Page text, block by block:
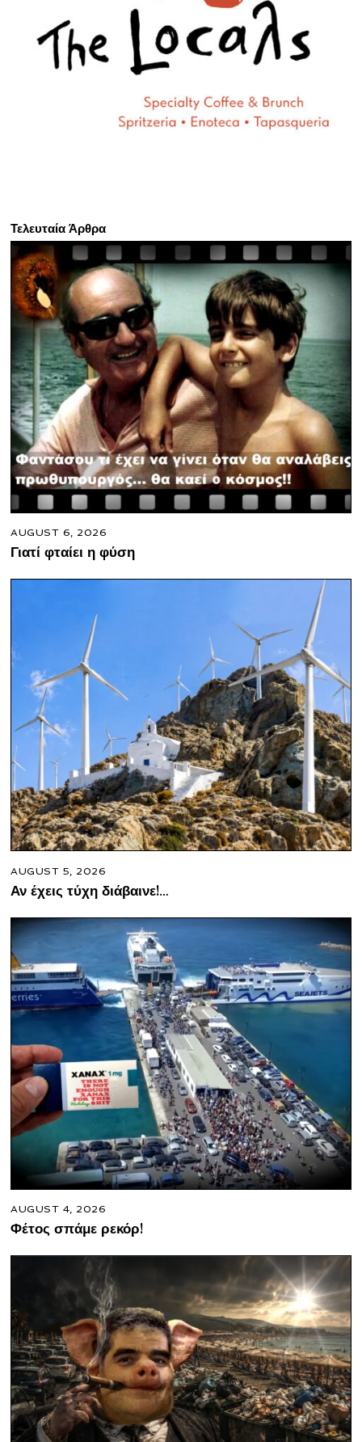
Τελευταία Άρθρα
AUGUST 6, 2026
Γιατί φταίει η φύση
AUGUST 5, 2026
Αν έχεις τύχη διάβαινε!…
AUGUST 4, 2026
Φέτος σπάμε ρεκόρ!